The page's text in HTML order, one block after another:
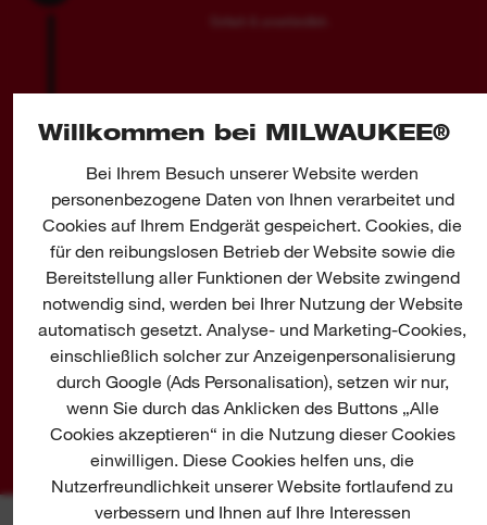
Willkommen bei MILWAUKEE®
Bei Ihrem Besuch unserer Website werden
personenbezogene Daten von Ihnen verarbeitet und
Cookies auf Ihrem Endgerät gespeichert. Cookies, die
für den reibungslosen Betrieb der Website sowie die
Bereitstellung aller Funktionen der Website zwingend
notwendig sind, werden bei Ihrer Nutzung der Website
automatisch gesetzt. Analyse- und Marketing-Cookies,
einschließlich solcher zur Anzeigenpersonalisierung
durch Google (Ads Personalisation), setzen wir nur,
wenn Sie durch das Anklicken des Buttons „Alle
Cookies akzeptieren“ in die Nutzung dieser Cookies
einwilligen. Diese Cookies helfen uns, die
Nutzerfreundlichkeit unserer Website fortlaufend zu
verbessern und Ihnen auf Ihre Interessen
2 E-MAIL BESTÄTIGEN
Schauen Sie auch in Ihrem Spamordner.
3
WHITEPAPER
DOWNLOADEN
Profitieren Sie von unserem Wissen.